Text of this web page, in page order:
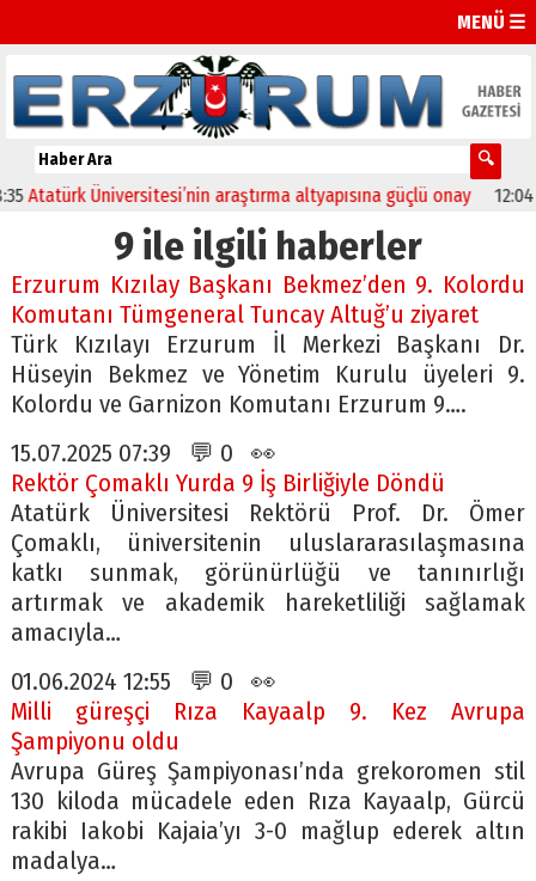
MENÜ ☰
Üniversitesi’nin araştırma altyapısına güçlü onay 12:04
9 ile ilgili haberler
Erzurum Kızılay Başkanı Bekmez’den 9. Kolordu
Komutanı Tümgeneral Tuncay Altuğ’u ziyaret
Türk Kızılayı Erzurum İl Merkezi Başkanı Dr.
Hüseyin Bekmez ve Yönetim Kurulu üyeleri 9.
Kolordu ve Garnizon Komutanı Erzurum 9….
15.07.2025 07:39 💬 0 👀
Rektör Çomaklı Yurda 9 İş Birliğiyle Döndü
Atatürk Üniversitesi Rektörü Prof. Dr. Ömer
Çomaklı, üniversitenin uluslararasılaşmasına
katkı sunmak, görünürlüğü ve tanınırlığı
artırmak ve akademik hareketliliği sağlamak
amacıyla…
01.06.2024 12:55 💬 0 👀
Milli güreşçi Rıza Kayaalp 9. Kez Avrupa
Şampiyonu oldu
Avrupa Güreş Şampiyonası’nda grekoromen stil
130 kiloda mücadele eden Rıza Kayaalp, Gürcü
rakibi Iakobi Kajaia’yı 3-0 mağlup ederek altın
madalya…